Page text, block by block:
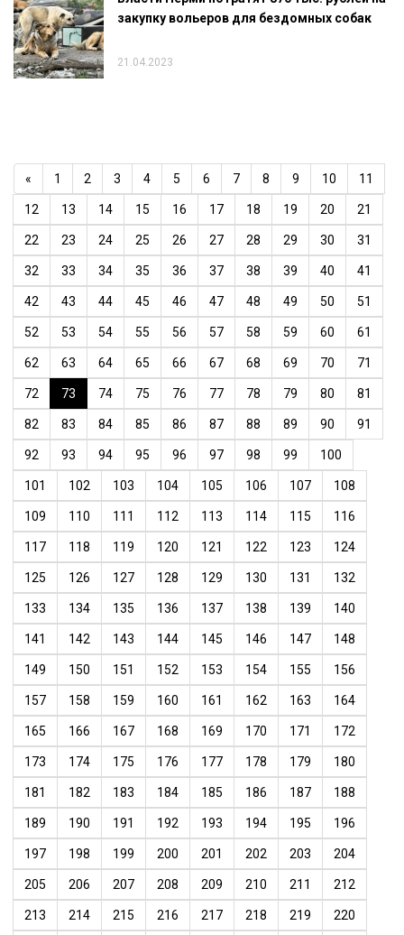
закупку вольеров для бездомных собак
21.04.2023
« 1 2 3 4 5 6 7 8 9 10 11
12 13 14 15 16 17 18 19 20 21
22 23 24 25 26 27 28 29 30 31
32 33 34 35 36 37 38 39 40 41
42 43 44 45 46 47 48 49 50 51
52 53 54 55 56 57 58 59 60 61
62 63 64 65 66 67 68 69 70 71
72 73 74 75 76 77 78 79 80 81
82 83 84 85 86 87 88 89 90 91
92 93 94 95 96 97 98 99 100
101 102 103 104 105 106 107 108
109 110 111 112 113 114 115 116
117 118 119 120 121 122 123 124
125 126 127 128 129 130 131 132
133 134 135 136 137 138 139 140
141 142 143 144 145 146 147 148
149 150 151 152 153 154 155 156
157 158 159 160 161 162 163 164
165 166 167 168 169 170 171 172
173 174 175 176 177 178 179 180
181 182 183 184 185 186 187 188
189 190 191 192 193 194 195 196
197 198 199 200 201 202 203 204
205 206 207 208 209 210 211 212
213 214 215 216 217 218 219 220